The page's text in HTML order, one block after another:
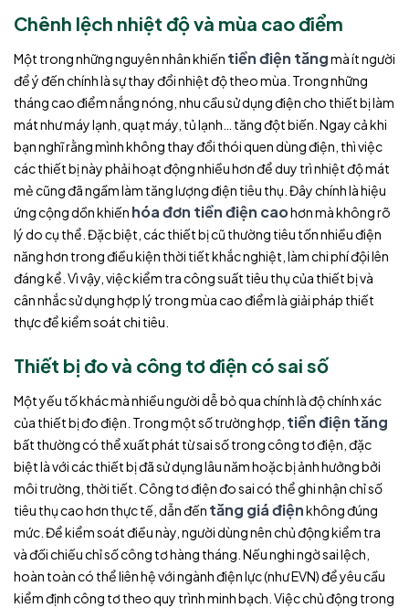
Chênh lệch nhiệt độ và mùa cao điểm
Một trong những nguyên nhân khiến tiền điện tăngmà ít người
để ý đến chính là sự thay đổi nhiệt độ theo mùa. Trong những
tháng cao điểm nắng nóng, nhu cầu sử dụng điện cho thiết bị làm
mát như máy lạnh, quạt máy, tủ lạnh… tăng đột biến. Ngay cả khi
bạn nghĩ rằng mình không thay đổi thói quen dùng điện, thì việc
các thiết bị này phải hoạt động nhiều hơn để duy trì nhiệt độ mát
mẻ cũng đã ngầm làm tăng lượng điện tiêu thụ. Đây chính là hiệu
ứng cộng dồn khiến hóa đơn tiền điện caohơn mà không rõ
lý do cụ thể. Đặc biệt, các thiết bị cũ thường tiêu tốn nhiều điện
năng hơn trong điều kiện thời tiết khắc nghiệt, làm chi phí đội lên
đáng kể. Vì vậy, việc kiểm tra công suất tiêu thụ của thiết bị và
cân nhắc sử dụng hợp lý trong mùa cao điểm là giải pháp thiết
thực để kiểm soát chi tiêu.
Thiết bị đo và công tơ điện có sai số
Một yếu tố khác mà nhiều người dễ bỏ qua chính là độ chính xác
của thiết bị đo điện. Trong một số trường hợp, tiền điện tăng
bất thường có thể xuất phát từ sai số trong công tơ điện, đặc
biệt là với các thiết bị đã sử dụng lâu năm hoặc bị ảnh hưởng bởi
môi trường, thời tiết. Công tơ điện đo sai có thể ghi nhận chỉ số
tiêu thụ cao hơn thực tế, dẫn đến tăng giá điệnkhông đúng
mức. Để kiểm soát điều này, người dùng nên chủ động kiểm tra
và đối chiếu chỉ số công tơ hàng tháng. Nếu nghi ngờ sai lệch,
hoàn toàn có thể liên hệ với ngành điện lực (như EVN) để yêu cầu
kiểm định công tơ theo quy trình minh bạch. Việc chủ động trong